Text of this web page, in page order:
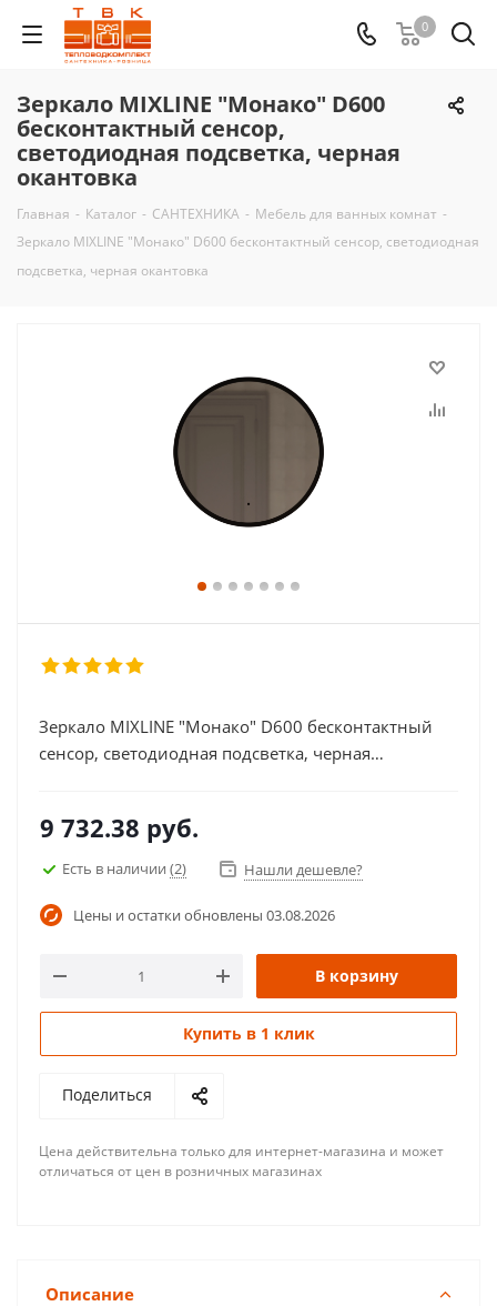
0
Зеркало MIXLINE "Монако" D600
бесконтактный сенсор,
светодиодная подсветка, черная
окантовка
Главная - Каталог - САНТЕХНИКА - Мебель для ванных комнат -
Зеркало MIXLINE "Монако" D600 бесконтактный сенсор, светодиодная
подсветка, черная окантовка
Зеркало MIXLINE "Монако" D600 бесконтактный
сенсор, светодиодная подсветка, черная
9 732.38 руб.
Есть в наличии (2) Нашли дешевле?
Цены и остатки обновлены 03.08.2026
В корзину
Купить в 1 клик
Поделиться
Цена действительна только для интернет-магазина и может
отличаться от цен в розничных магазинах
Описание